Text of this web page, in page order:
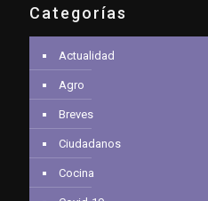
Categorías
Actualidad
Agro
Breves
Ciudadanos
Cocina